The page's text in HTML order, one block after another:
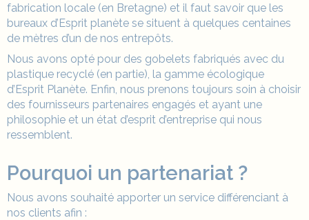
fabrication locale (en Bretagne) et il faut savoir que les
bureaux d’Esprit planète se situent à quelques centaines
de mètres d’un de nos entrepôts.
Nous avons opté pour des gobelets fabriqués avec du
plastique recyclé (en partie), la gamme écologique
d’Esprit Planète. Enfin, nous prenons toujours soin à choisir
des fournisseurs partenaires engagés et ayant une
philosophie et un état d’esprit d’entreprise qui nous
ressemblent.
Pourquoi un partenariat ?
Nous avons souhaité apporter un service différenciant à
nos clients afin :